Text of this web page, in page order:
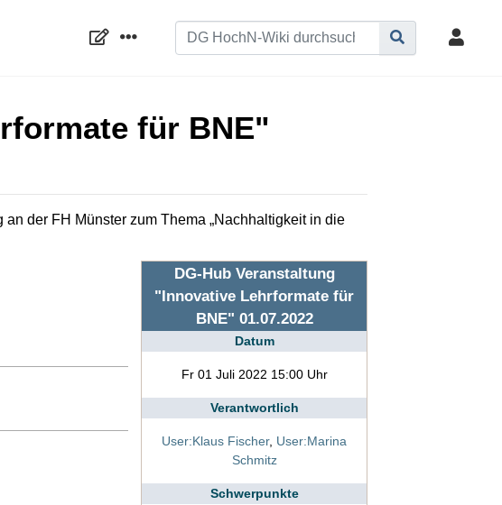
für BNE"
der FH Münster zum Thema „Nachhaltigkeit in die
DG-Hub Veranstaltung
"Innovative Lehrformate für
BNE" 01.07.2022
Datum
Fr 01 Juli 2022 15:00 Uhr
Verantwortlich
User:Klaus Fischer, User:Marina
Schmitz
Schwerpunkte